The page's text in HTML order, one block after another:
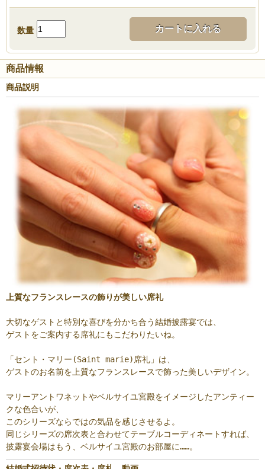
数量 カートに入れる
商品情報
商品説明
上質なフランスレースの飾りが美しい席礼
大切なゲストと特別な喜びを分かち合う結婚披露宴では、
ゲストをご案内する席礼にもこだわりたいね。
「セント・マリー(Saint marie)席礼」は、
ゲストのお名前を上質なフランスレースで飾った美しいデザイン。
マリーアントワネットやベルサイユ宮殿をイメージしたアンティー
クな色合いが、
このシリーズならではの気品を感じさせるよ。
同じシリーズの席次表と合わせてテーブルコーディネートすれば、
披露宴会場はもう、ベルサイユ宮殿のお部屋に……。